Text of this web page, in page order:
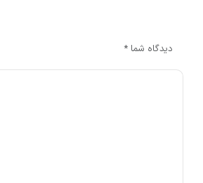
دیدگاه شما *